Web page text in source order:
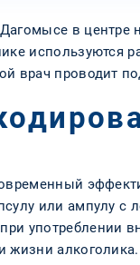
в центре
используются
врач проводит
или ампулу
употреблении
жизни алкоголика.